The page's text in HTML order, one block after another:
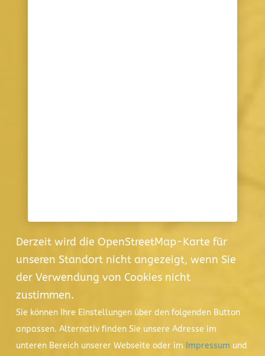
Derzeit wird die OpenStreetMap-Karte für
unseren Standort nicht angezeigt, wenn Sie
der Verwendung von Cookies nicht
zustimmen.
Sie können Ihre Einstellungen über den folgenden Button
anpassen. Alternativ finden Sie unsere Adresse im
unteren Bereich unserer Webseite oder im Impressum und